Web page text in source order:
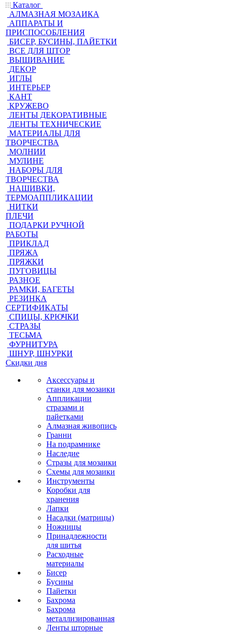
Каталог
АЛМАЗНАЯ МОЗАИКА
АППАРАТЫ И
ПРИСПОСОБЛЕНИЯ
БИСЕР, БУСИНЫ, ПАЙЕТКИ
ВСЕ ДЛЯ ШТОР
ВЫШИВАНИЕ
ДЕКОР
ИГЛЫ
ИНТЕРЬЕР
КАНТ
КРУЖЕВО
ЛЕНТЫ ДЕКОРАТИВНЫЕ
ЛЕНТЫ ТЕХНИЧЕСКИЕ
МАТЕРИАЛЫ ДЛЯ
ТВОРЧЕСТВА
МОЛНИИ
МУЛИНЕ
НАБОРЫ ДЛЯ
ТВОРЧЕСТВА
НАШИВКИ,
ТЕРМОАППЛИКАЦИИ
НИТКИ
ПЛЕЧИ
ПОДАРКИ РУЧНОЙ
РАБОТЫ
ПРИКЛАД
ПРЯЖА
ПРЯЖКИ
ПУГОВИЦЫ
РАЗНОЕ
РАМКИ, БАГЕТЫ
РЕЗИНКА
СЕРТИФИКАТЫ
СПИЦЫ, КРЮЧКИ
СТРАЗЫ
ТЕСЬМА
ФУРНИТУРА
ШНУР, ШНУРКИ
Скидки дня
Аксессуары и
станки для мозаики
Аппликации
стразами и
пайетками
Алмазная живопись
Гранни
На подрамнике
Наследие
Стразы для мозаики
Схемы для мозаики
Инструменты
Коробки для
хранения
Лапки
Насадки (матрицы)
Ножницы
Принадлежности
для шитья
Расходные
материалы
Бисер
Бусины
Пайетки
Бахрома
Бахрома
металлизированная
Ленты шторные